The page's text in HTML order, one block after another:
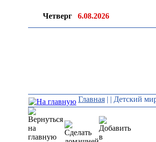
Четверг 6.08.2026
Главная | | Детский